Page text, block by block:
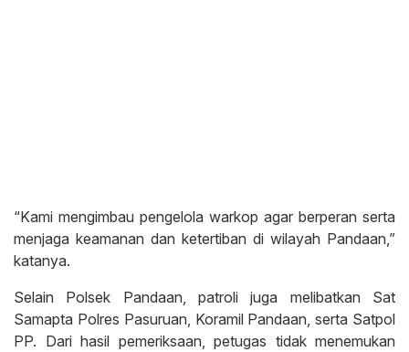
“Kami mengimbau pengelola warkop agar berperan serta
menjaga keamanan dan ketertiban di wilayah Pandaan,”
katanya.
Selain Polsek Pandaan, patroli juga melibatkan Sat
Samapta Polres Pasuruan, Koramil Pandaan, serta Satpol
PP. Dari hasil pemeriksaan, petugas tidak menemukan